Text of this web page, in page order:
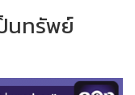
นทรัพย์